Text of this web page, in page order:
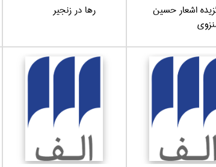
اشعار حسين
رها در زنجير